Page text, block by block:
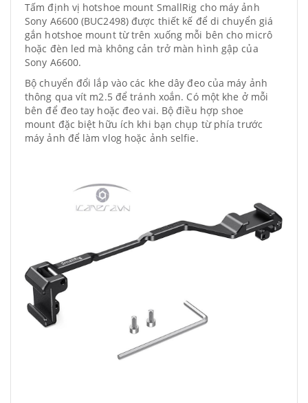
Tấm định vị hotshoe mount SmallRig cho máy ảnh
Sony A6600 (BUC2498) được thiết kế để di chuyển giá
gắn hotshoe mount từ trên xuống mỗi bên cho micrô
hoặc đèn led mà không cản trở màn hình gập của
Sony A6600.
Bộ chuyển đổi lắp vào các khe dây đeo của máy ảnh
thông qua vít m2.5 để tránh xoắn. Có một khe ở mỗi
bên để đeo tay hoặc đeo vai. Bộ điều hợp shoe
mount đặc biệt hữu ích khi bạn chụp từ phía trước
máy ảnh để làm vlog hoặc ảnh selfie.